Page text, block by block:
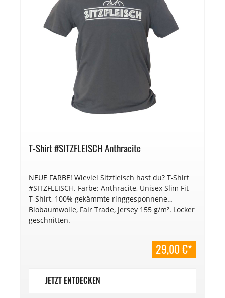
T-Shirt #SITZFLEISCH Anthracite
NEUE FARBE! Wieviel Sitzfleisch hast du? T-Shirt
#SITZFLEISCH. Farbe: Anthracite, Unisex Slim Fit
T-Shirt, 100% gekämmte ringgesponnene
Biobaumwolle, Fair Trade, Jersey 155 g/m². Locker
geschnitten.
29,00 €*
JETZT ENTDECKEN